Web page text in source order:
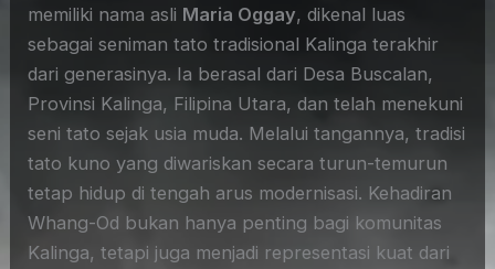
memiliki nama asli Maria Oggay, dikenal luas
sebagai seniman tato tradisional Kalinga terakhir
dari generasinya. Ia berasal dari Desa Buscalan,
Provinsi Kalinga, Filipina Utara, dan telah menekuni
seni tato sejak usia muda. Melalui tangannya, tradisi
tato kuno yang diwariskan secara turun-temurun
tetap hidup di tengah arus modernisasi. Kehadiran
Whang-Od bukan hanya penting bagi komunitas
Kalinga, tetapi juga menjadi representasi kuat dari